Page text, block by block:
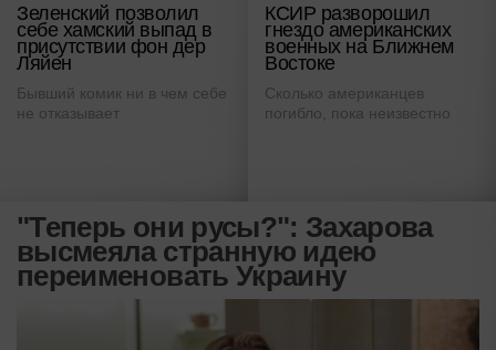
Зеленский позволил
себе хамский выпад в
присутствии фон дер
Ляйен
Бывший комик ни в чем себе
не отказывает
КСИР разворошил
гнездо американских
военных на Ближнем
Востоке
Сколько американцев
погибло, пока неизвестно
"Теперь они русы?": Захарова
высмеяла странную идею
переименовать Украину